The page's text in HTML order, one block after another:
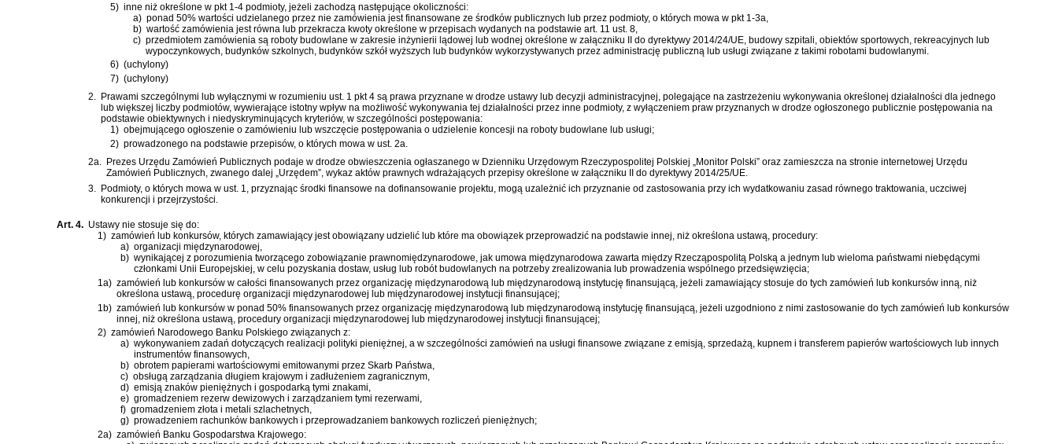
5) inne niż określone w pkt 1-4 podmioty, jeżeli zachodzą następujące okoliczności:
a) ponad 50% wartości udzielanego przez nie zamówienia jest finansowane ze środków publicznych lub przez podmioty, o których mowa w pkt 1-3a,
b) wartość zamówienia jest równa lub przekracza kwoty określone w przepisach wydanych na podstawie art. 11 ust. 8,
c) przedmiotem zamówienia są roboty budowlane w zakresie inżynierii lądowej lub wodnej określone w załączniku II do dyrektywy 2014/24/UE, budowy szpitali, obiektów sportowych, rekreacyjnych lub
wypoczynkowych, budynków szkolnych, budynków szkół wyższych lub budynków wykorzystywanych przez administrację publiczną lub usługi związane z takimi robotami budowlanymi.
6) (uchylony)
7) (uchylony)
2. Prawami szczególnymi lub wyłącznymi w rozumieniu ust. 1 pkt 4 są prawa przyznane w drodze ustawy lub decyzji administracyjnej, polegające na zastrzeżeniu wykonywania określonej działalności dla jednego
lub większej liczby podmiotów, wywierające istotny wpływ na możliwość wykonywania tej działalności przez inne podmioty, z wyłączeniem praw przyznanych w drodze ogłoszonego publicznie postępowania na
podstawie obiektywnych i niedyskryminujących kryteriów, w szczególności postępowania:
1) obejmującego ogłoszenie o zamówieniu lub wszczęcie postępowania o udzielenie koncesji na roboty budowlane lub usługi;
2) prowadzonego na podstawie przepisów, o których mowa w ust. 2a.
2a. Prezes Urzędu Zamówień Publicznych podaje w drodze obwieszczenia ogłaszanego w Dzienniku Urzędowym Rzeczypospolitej Polskiej „Monitor Polski” oraz zamieszcza na stronie internetowej Urzędu
Zamówień Publicznych, zwanego dalej „Urzędem”, wykaz aktów prawnych wdrażających przepisy określone w załączniku II do dyrektywy 2014/25/UE.
3. Podmioty, o których mowa w ust. 1, przyznając środki finansowe na dofinansowanie projektu, mogą uzależnić ich przyznanie od zastosowania przy ich wydatkowaniu zasad równego traktowania, uczciwej
konkurencji i przejrzystości.
Art. 4. Ustawy nie stosuje się do:
1) zamówień lub konkursów, których zamawiający jest obowiązany udzielić lub które ma obowiązek przeprowadzić na podstawie innej, niż określona ustawą, procedury:
a) organizacji międzynarodowej,
b) wynikającej z porozumienia tworzącego zobowiązanie prawnomiędzynarodowe, jak umowa międzynarodowa zawarta między Rzecząpospolitą Polską a jednym lub wieloma państwami niebędącymi
członkami Unii Europejskiej, w celu pozyskania dostaw, usług lub robót budowlanych na potrzeby zrealizowania lub prowadzenia wspólnego przedsięwzięcia;
1a) zamówień lub konkursów w całości finansowanych przez organizację międzynarodową lub międzynarodową instytucję finansującą, jeżeli zamawiający stosuje do tych zamówień lub konkursów inną, niż
określona ustawą, procedurę organizacji międzynarodowej lub międzynarodowej instytucji finansującej;
1b) zamówień lub konkursów w ponad 50% finansowanych przez organizację międzynarodową lub międzynarodową instytucję finansującą, jeżeli uzgodniono z nimi zastosowanie do tych zamówień lub konkursów
innej, niż określona ustawą, procedury organizacji międzynarodowej lub międzynarodowej instytucji finansującej;
2) zamówień Narodowego Banku Polskiego związanych z:
a) wykonywaniem zadań dotyczących realizacji polityki pieniężnej, a w szczególności zamówień na usługi finansowe związane z emisją, sprzedażą, kupnem i transferem papierów wartościowych lub innych
instrumentów finansowych,
b) obrotem papierami wartościowymi emitowanymi przez Skarb Państwa,
c) obsługą zarządzania długiem krajowym i zadłużeniem zagranicznym,
d) emisją znaków pieniężnych i gospodarką tymi znakami,
e) gromadzeniem rezerw dewizowych i zarządzaniem tymi rezerwami,
f) gromadzeniem złota i metali szlachetnych,
g) prowadzeniem rachunków bankowych i przeprowadzaniem bankowych rozliczeń pieniężnych;
2a) zamówień Banku Gospodarstwa Krajowego: